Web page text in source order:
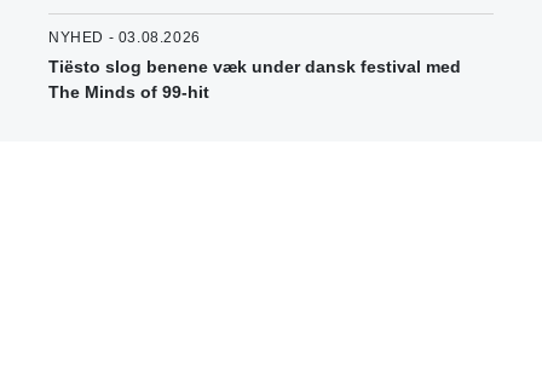
NYHED - 03.08.2026
Tiësto slog benene væk under dansk festival med
The Minds of 99-hit